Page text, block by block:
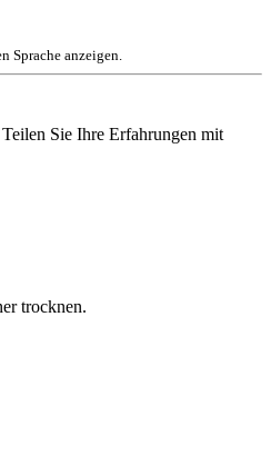
Sprache anzeigen.
Sie Ihre Erfahrungen mit
trocknen.